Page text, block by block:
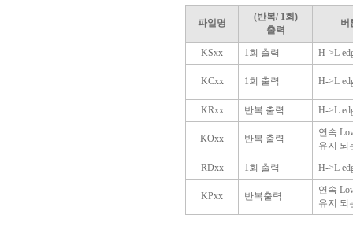
파일명
(반복/ 1회)
출력
버
KSxx 1회 출력 H->L
KCxx 1회 출력 H->L
KRxx 반복 출력 H->L
KOxx 반복 출력
연속
유지 되
RDxx
1회 출력 H->L
KPxx 반복출력
연속
유지 되